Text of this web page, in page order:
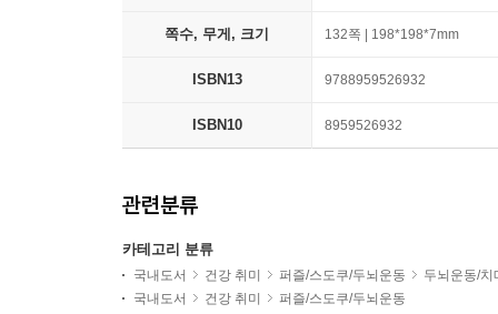
쪽수, 무게, 크기 132쪽 | 198*198*7mm
ISBN13 9788959526932
ISBN10 8959526932
관련분류
카테고리 분류
국내도서 건강 취미 퍼즐/스도쿠/두뇌운동
두뇌운동/치
국내도서
건강 취미 퍼즐/스도쿠/두뇌운동